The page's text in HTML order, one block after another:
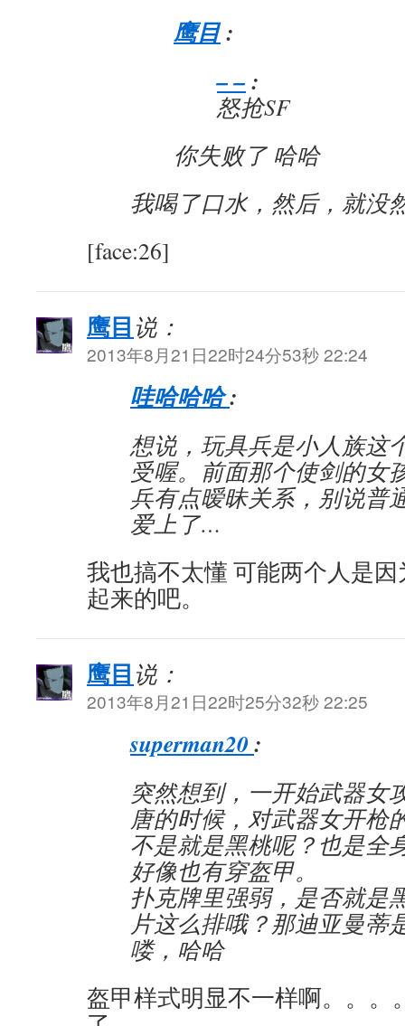
鹰目:
– –:
怒抢SF
你失败了 哈哈
我喝了口水，然后，就没
[face:26]
鹰目 说：
2013年8月21日22时24分53秒 22:24
哇哈哈哈:
想说，玩具兵是小人族这
受喔。前面那个使剑的女
兵有点暧昧关系，别说普
爱上了…
我也搞不太懂 可能两个人是
起来的吧。
鹰目 说：
2013年8月21日22时25分32秒 22:25
superman20:
突然想到，一开始武器女
唐的时候，对武器女开枪
不是就是黑桃呢？也是全
好像也有穿盔甲。
扑克牌里强弱，是否就是
片这么排哦？那迪亚曼蒂
喽，哈哈
盔甲样式明显不一样啊。。。